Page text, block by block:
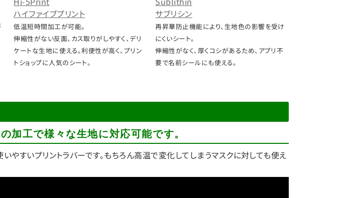
ハイファイブプリント
低温短時間加工が可能。
伸縮性がない反面、カス取りがしやすく、デリ
ケートな生地に使える。利便性が高く、プリン
トショップに人気のシート。
サブリシン
再昇華防止機能により、生地色の影響を受け
にくいシート。
伸縮性がなく、厚くコシがあるため、アプリ不
要で名前シールにも使える。
加工で様々な生地に対応可能です。
いやすいプリントラバーです。もちろん高温で変化してしまうマスクに対しても使え